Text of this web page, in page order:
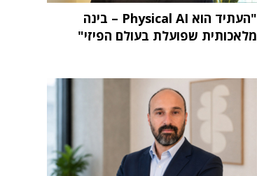
"העתיד הוא Physical AI – בינה
מלאכותית שפועלת בעולם הפיזי"